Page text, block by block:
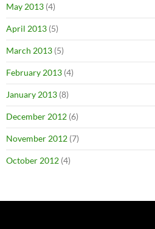
May 2013 (4)
April 2013 (5)
March 2013 (5)
February 2013 (4)
January 2013 (8)
December 2012 (6)
November 2012 (7)
October 2012 (4)